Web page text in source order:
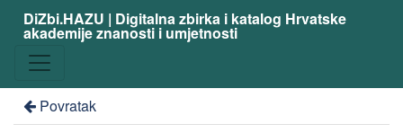
DiZbi.HAZU | Digitalna zbirka i katalog Hrvatske
akademije znanosti i umjetnosti
Povratak